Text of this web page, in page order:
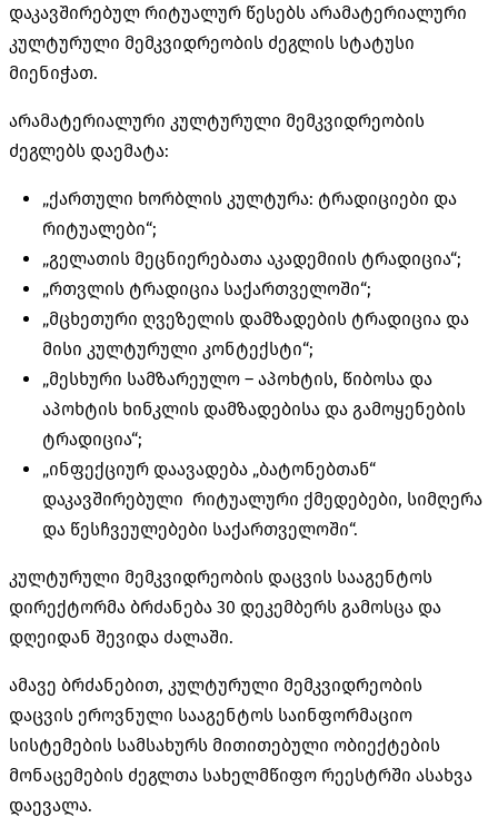
დაკავშირებულ რიტუალურ წესებს არამატერიალური
კულტურული მემკვიდრეობის ძეგლის სტატუსი
მიენიჭათ.
არამატერიალური კულტურული მემკვიდრეობის
ძეგლებს დაემატა:
„ქართული ხორბლის კულტურა: ტრადიციები და
რიტუალები“;
„გელათის მეცნიერებათა აკადემიის ტრადიცია“;
„რთვლის ტრადიცია საქართველოში“;
„მცხეთური ღვეზელის დამზადების ტრადიცია და
მისი კულტურული კონტექსტი“;
„მესხური სამზარეულო – აპოხტის, წიბოსა და
აპოხტის ხინკლის დამზადებისა და გამოყენების
ტრადიცია“;
„ინფექციურ დაავადება „ბატონებთან“
დაკავშირებული რიტუალური ქმედებები, სიმღერა
და წესჩვეულებები საქართველოში“.
კულტურული მემკვიდრეობის დაცვის სააგენტოს
დირექტორმა ბრძანება 30 დეკემბერს გამოსცა და
დღეიდან შევიდა ძალაში.
ამავე ბრძანებით, კულტურული მემკვიდრეობის
დაცვის ეროვნული სააგენტოს საინფორმაციო
სისტემების სამსახურს მითითებული ობიექტების
მონაცემების ძეგლთა სახელმწიფო რეესტრში ასახვა
დაევალა.